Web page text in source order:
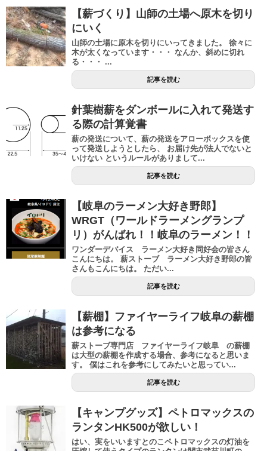
【薪づくり】山師の土場へ原木を切り
にいく
山師の土場に原木を切りにいってきました。 徐々に
木が太くなっています・・・ なんか、斜めに切れ
る・・・ ...
記事を読む
針葉樹薪をダンボールに入れて発送す
る際の計算覚書
薪の発送について、薪の発送をアローボックスを使
って発送しようとしたら、 お届け先が法人でないと
いけない というルールがありまして...
記事を読む
【岐阜のラーメン大好き野郎】
WRGT（ワールドラーメングランプ
リ）がんばれ！！岐阜のラーメン！！
ワンダーデバイス ラーメン大好き同好会の皆さん
こんにちは。 薪ストーブ ラーメン大好き野郎の皆
さんもこんにちは。 ただい...
記事を読む
【薪棚】ファイヤーライフ岐阜の薪棚
は参考になる
薪ストーブ専門店 ファイヤーライフ岐阜 の薪棚
は大型の薪棚を作成する場合、参考になると思いま
す。 僕はこれを参考にしてみたいと思ってい...
記事を読む
【キャンプグッズ】ペトロマックスの
ランタンHK500が欲しい！
はい、実をいいますとのこペトロマックスの灯油を